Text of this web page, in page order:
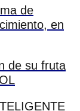
de
en
de su fruta